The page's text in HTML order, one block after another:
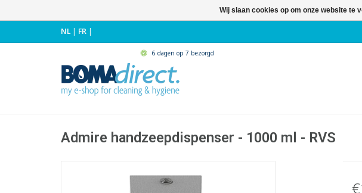
NL| FR |
6 dagen op 7 bezorgd
Admire handzeepdispenser - 1000 ml - RVS
Wij slaan cookies op om onze website te